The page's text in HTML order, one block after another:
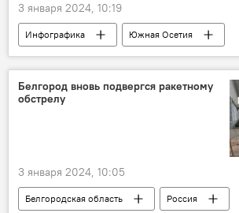
3 января 2024, 10:19
Инфографика Южная Осетия
Белгород вновь подвергся ракетному
обстрелу
3 января 2024, 10:05
Белгородская область
Россия